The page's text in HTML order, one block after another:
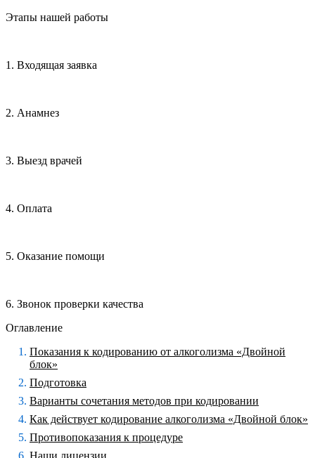
Этапы нашей работы
1. Входящая заявка
2. Анамнез
3. Выезд врачей
4. Оплата
5. Оказание помощи
6. Звонок проверки качества
Оглавление
Показания к кодированию от алкоголизма «Двойной
блок»
Подготовка
Варианты сочетания методов при кодировании
Как действует кодирование алкоголизма «Двойной блок»
Противопоказания к процедуре
Наши лицензии